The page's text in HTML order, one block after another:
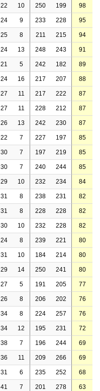
22 10 250 199 98
24 9 233 228 95
25 8 211 215 94
24 13 248 243 91
21 5 242 182 89
24 16 217 207 88
27 11 217 222 87
27 11 228 212 87
26 13 242 230 87
22 7 227 197 85
30 7 197 219 85
30 7 240 244 85
29 10 232 234 84
31 8 238 231 82
31 8 228 228 82
30 10 232 228 82
24 8 239 221 80
31 10 184 214 80
29 14 250 241 80
27 5 191 205 77
26 8 206 202 76
34 8 224 257 76
34 12 195 231 72
38 7 196 244 69
36 11 209 266 69
31 6 235 252 68
41 7 201 278 63